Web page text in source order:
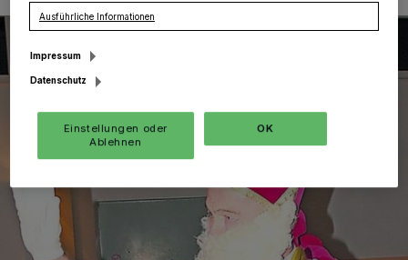
Ausführliche Informationen
Impressum
Datenschutz
Einstellungen oder
Ablehnen
OK